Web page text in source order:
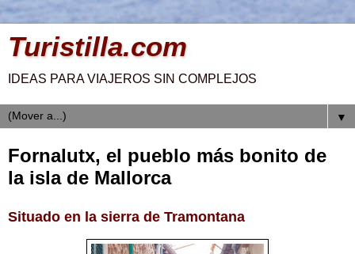
Turistilla.com
IDEAS PARA VIAJEROS SIN COMPLEJOS
▼
Fornalutx, el pueblo más bonito de
la isla de Mallorca
Situado en la sierra de Tramontana